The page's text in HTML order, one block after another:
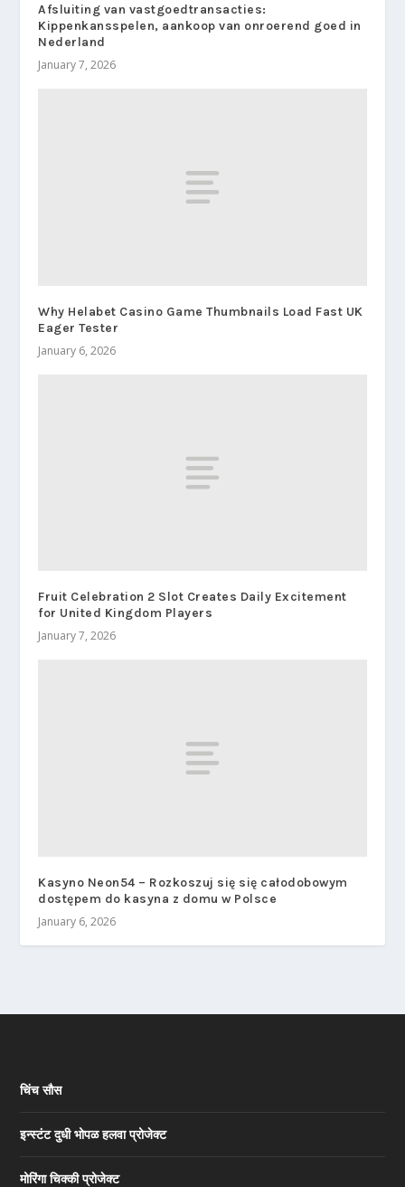
Afsluiting van vastgoedtransacties:
Kippenkansspelen, aankoop van onroerend goed in
Nederland
January 7, 2026
Why Helabet Casino Game Thumbnails Load Fast UK
Eager Tester
January 6, 2026
Fruit Celebration 2 Slot Creates Daily Excitement
for United Kingdom Players
January 7, 2026
Kasyno Neon54 – Rozkoszuj się się całodobowym
dostępem do kasyna z domu w Polsce
January 6, 2026
चिंच सौस
इन्स्टंट दुधी भोपळ हलवा प्रोजेक्ट
मोरिंगा चिक्की प्रोजेक्ट